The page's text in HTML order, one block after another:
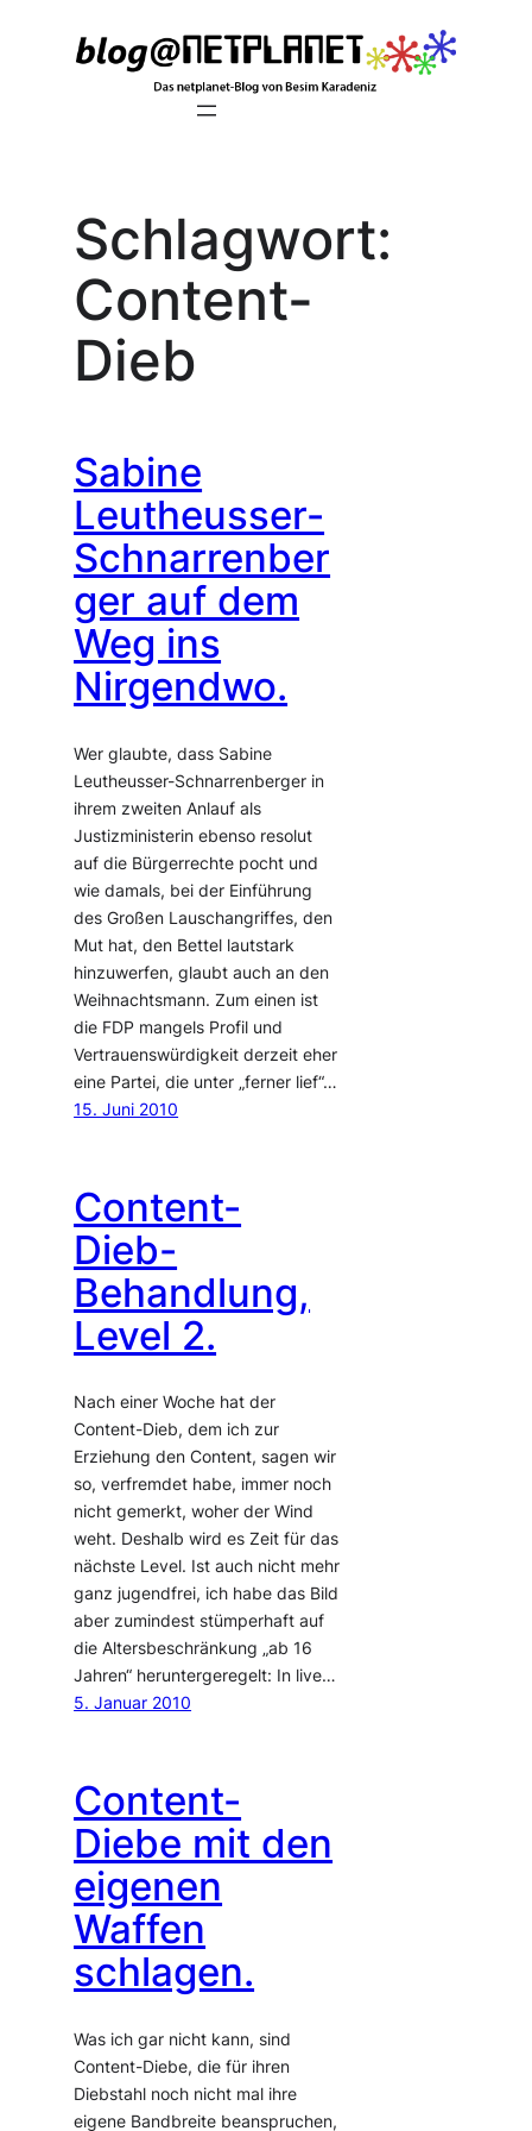
Schlagwort:
Content-
Dieb
Sabine
Leutheusser-
Schnarrenber
ger auf dem
Weg ins
Nirgendwo.
Wer glaubte, dass Sabine
Leutheusser-Schnarrenberger in
ihrem zweiten Anlauf als
Justizministerin ebenso resolut
auf die Bürgerrechte pocht und
wie damals, bei der Einführung
des Großen Lauschangriffes, den
Mut hat, den Bettel lautstark
hinzuwerfen, glaubt auch an den
Weihnachtsmann. Zum einen ist
die FDP mangels Profil und
Vertrauenswürdigkeit derzeit eher
eine Partei, die unter „ferner lief“…
15. Juni 2010
Content-
Dieb-
Behandlung,
Level 2.
Nach einer Woche hat der
Content-Dieb, dem ich zur
Erziehung den Content, sagen wir
so, verfremdet habe, immer noch
nicht gemerkt, woher der Wind
weht. Deshalb wird es Zeit für das
nächste Level. Ist auch nicht mehr
ganz jugendfrei, ich habe das Bild
aber zumindest stümperhaft auf
die Altersbeschränkung „ab 16
Jahren“ heruntergeregelt: In live…
5. Januar 2010
Content-
Diebe mit den
eigenen
Waffen
schlagen.
Was ich gar nicht kann, sind
Content-Diebe, die für ihren
Diebstahl noch nicht mal ihre
eigene Bandbreite beanspruchen,